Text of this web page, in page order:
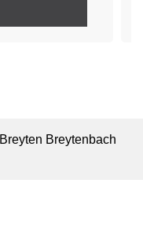
Breyten Breytenbach